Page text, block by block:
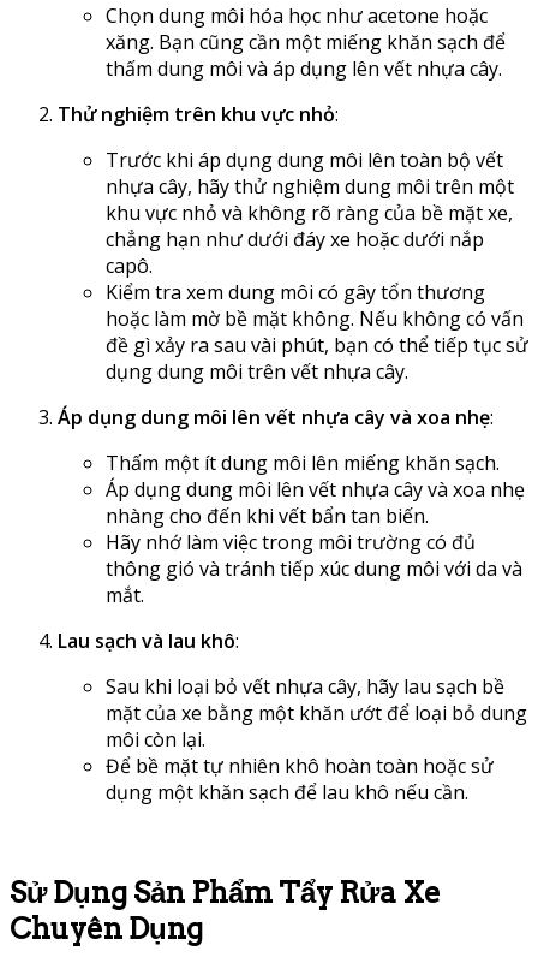
Chọn dung môi hóa học như acetone hoặc
xăng. Bạn cũng cần một miếng khăn sạch để
thấm dung môi và áp dụng lên vết nhựa cây.
Thử nghiệm trên khu vực nhỏ:
Trước khi áp dụng dung môi lên toàn bộ vết
nhựa cây, hãy thử nghiệm dung môi trên một
khu vực nhỏ và không rõ ràng của bề mặt xe,
chẳng hạn như dưới đáy xe hoặc dưới nắp
capô.
Kiểm tra xem dung môi có gây tổn thương
hoặc làm mờ bề mặt không. Nếu không có vấn
đề gì xảy ra sau vài phút, bạn có thể tiếp tục sử
dụng dung môi trên vết nhựa cây.
Áp dụng dung môi lên vết nhựa cây và xoa nhẹ:
Thấm một ít dung môi lên miếng khăn sạch.
Áp dụng dung môi lên vết nhựa cây và xoa nhẹ
nhàng cho đến khi vết bẩn tan biến.
Hãy nhớ làm việc trong môi trường có đủ
thông gió và tránh tiếp xúc dung môi với da và
mắt.
Lau sạch và lau khô:
Sau khi loại bỏ vết nhựa cây, hãy lau sạch bề
mặt của xe bằng một khăn ướt để loại bỏ dung
môi còn lại.
Để bề mặt tự nhiên khô hoàn toàn hoặc sử
dụng một khăn sạch để lau khô nếu cần.
Sử Dụng Sản Phẩm Tẩy Rửa Xe
Chuyên Dụng